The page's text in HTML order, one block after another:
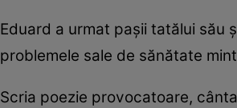
Eduard a urmat pașii tatălui său
problemele sale de sănătate
Scria poezie provocatoare,